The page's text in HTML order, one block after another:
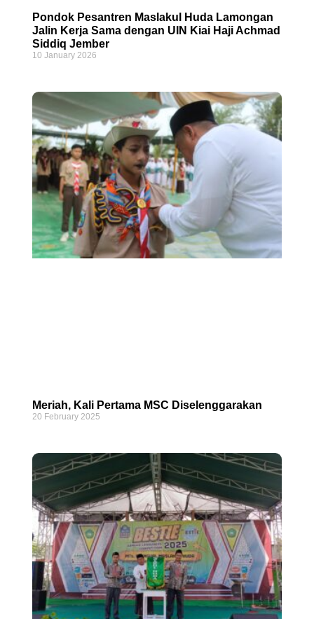
Pondok Pesantren Maslakul Huda Lamongan
Jalin Kerja Sama dengan UIN Kiai Haji Achmad
Siddiq Jember
10 January 2026
Meriah, Kali Pertama MSC Diselenggarakan
20 February 2025